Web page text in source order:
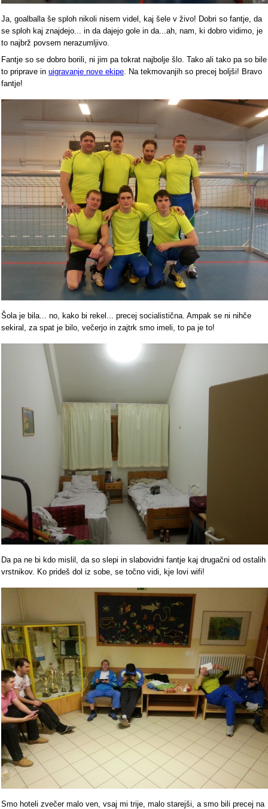
Ja, goalballa še sploh nikoli nisem videl, kaj šele v živo! Dobri so fantje, da
se sploh kaj znajdejo... in da dajejo gole in da...ah, nam, ki dobro vidimo, je
to najbrž povsem nerazumljivo.
Fantje so se dobro borili, ni jim pa tokrat najbolje šlo. Tako ali tako pa so bile
to priprave in uigravanje nove ekipe. Na tekmovanjih so precej boljši! Bravo
fantje!
Šola je bila... no, kako bi rekel... precej socialistična. Ampak se ni nihče
sekiral, za spat je bilo, večerjo in zajtrk smo imeli, to pa je to!
Da pa ne bi kdo mislil, da so slepi in slabovidni fantje kaj drugačni od ostalih
vrstnikov. Ko prideš dol iz sobe, se točno vidi, kje lovi wifi!
Smo hoteli zvečer malo ven, vsaj mi trije, malo starejši, a smo bili precej na